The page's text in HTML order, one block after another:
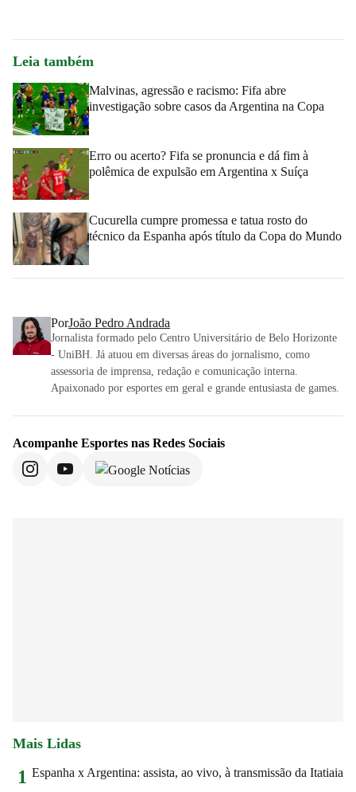
Leia também
Malvinas, agressão e racismo: Fifa abre
investigação sobre casos da Argentina na Copa
Erro ou acerto? Fifa se pronuncia e dá fim à
polêmica de expulsão em Argentina x Suíça
Cucurella cumpre promessa e tatua rosto do
técnico da Espanha após título da Copa do Mundo
PorJoão Pedro Andrada
Jornalista formado pelo Centro Universitário de Belo Horizonte
- UniBH. Já atuou em diversas áreas do jornalismo, como
assessoria de imprensa, redação e comunicação interna.
Apaixonado por esportes em geral e grande entusiasta de games.
Acompanhe Esportes nas Redes Sociais
Mais Lidas
1 Espanha x Argentina: assista, ao vivo, à transmissão da Itatiaia